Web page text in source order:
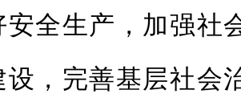
安全生产，加强社
设，完善基层社会